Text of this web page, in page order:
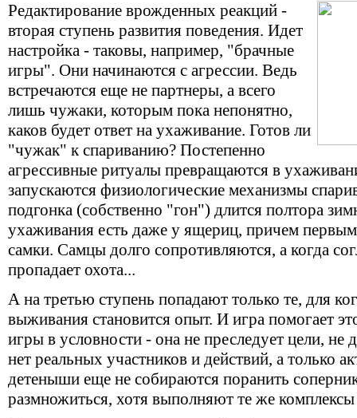
Редактирование врожденных реакций -
вторая ступень развития поведения. Идет
настройка - таковы, например, "брачные
игры". Они начинаются с агрессии. Ведь
встречаются еще не партнеры, а всего
лишь чужаки, которым пока непонятно,
каков будет ответ на ухаживание. Готов ли
"чужак" к спариванию? Постепенно
агрессивные ритуалы превращаются в
запускаются физиологические механизмы
подгонка (собственно "гон") длится полтора
ухаживания есть даже у ящериц, причем
самки. Самцы долго сопротивляются, а когда
пропадает охота...
А на третью ступень попадают только те, для
выживания становится опыт. И игра помогает
игры в условности - она не преследует цели, не
нет реальных участников и действий, а только
детеныши еще не собираются поранить
размножиться, хотя выполняют те же